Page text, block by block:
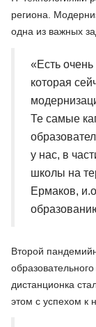
региона.
одна из важных
«Есть
которая
Те самые
у нас, в
школы на
Ермаков,
Второй
дистанционка
этом с успехом к